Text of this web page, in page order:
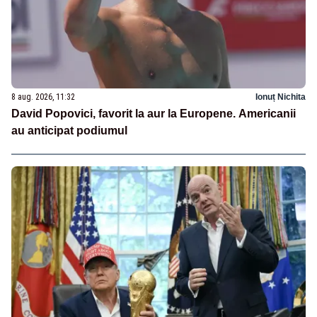
8 aug. 2026, 11:32 Ionuț Nichita
David Popovici, favorit la aur la Europene. Americanii
au anticipat podiumul